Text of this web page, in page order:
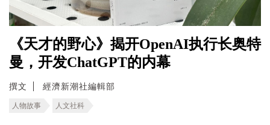
《天才的野心》揭开OpenAI执行长奥特
曼，开发ChatGPT的内幕
撰文 經濟新潮社編輯部
人物故事 人文社科